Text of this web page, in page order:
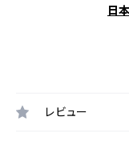
日
レビュー